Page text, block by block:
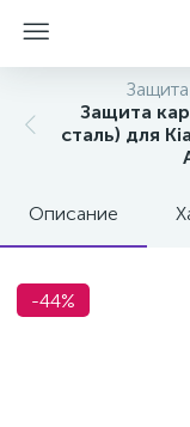
Защита
сталь) для
Описание
-44%